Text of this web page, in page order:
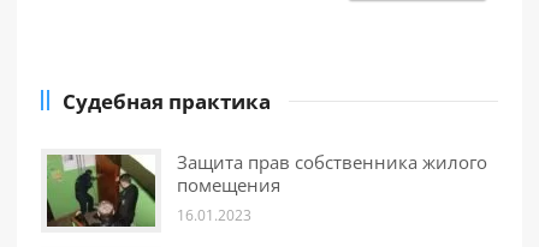
Судебная практика
Защита прав собственника жилого
помещения
16.01.2023